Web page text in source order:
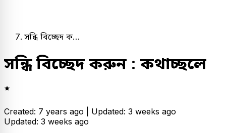
সন্ধি বিচ্ছেদ ক…
সন্ধি বিচ্ছেদ করুন : কথাচ্ছলে
Created: 7 years ago | Updated: 3 weeks ago
Updated: 3 weeks ago